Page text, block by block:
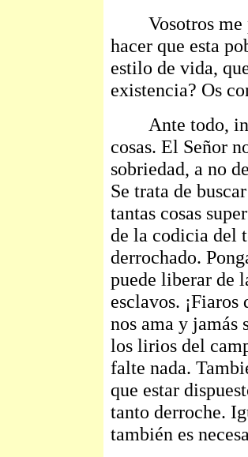
Vosotros me
hacer que esta
estilo de vida,
existencia? Os
Ante todo,
cosas. El Señor
sobriedad, a no
Se trata de
tantas cosas
de la codicia del
derrochado.
puede liberar de
esclavos.
nos ama y jamás
los lirios del
falte nada.
que estar
tanto derroche.
también es